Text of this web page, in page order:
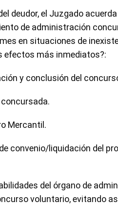
deudor, el Juzgado
de administración
en situaciones de
efectos más inmediatos?:
y conclusión del
Mercantil.
convenio/liquidación del
del órgano de
voluntario, evitando